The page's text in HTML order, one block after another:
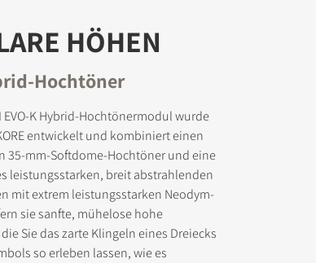
HÖHEN
Hochtöner
K Hybrid-Hochtönermodul wurde
entwickelt und kombiniert einen
35-mm-Softdome-Hochtöner und eine
leistungsstarken, breit abstrahlenden
mit extrem leistungsstarken Neodym-
sie sanfte, mühelose hohe
Sie das zarte Klingeln eines Dreiecks
so erleben lassen, wie es